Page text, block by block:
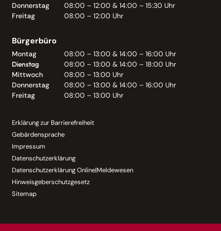
Donnerstag
08:00 – 12:00 & 14:00 – 15:30 Uhr
Freitag
08:00 – 12:00 Uhr
Bürgerbüro
Montag
08:00 – 13:00 & 14:00 – 16:00 Uhr
Dienstag
08:00 – 13:00 & 14:00 – 18:00 Uhr
Mittwoch
08:00 – 13:00 Uhr
Donnerstag
08:00 – 13:00 & 14:00 – 16:00 Uhr
Freitag
08:00 – 13:00 Uhr
Erklärung zur Barrierefreiheit
Gebärdensprache
Impressum
Datenschutzerklärung
Datenschutzerklärung Online|Meldewesen
Hinweisgeberschutzgesetz
Sitemap